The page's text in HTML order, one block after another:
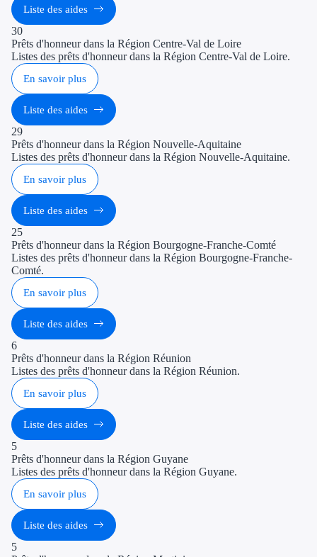
Liste des aides
30
Prêts d'honneur dans la Région Centre-Val de Loire
Listes des prêts d'honneur dans la Région Centre-Val de Loire.
En savoir plus
Liste des aides
29
Prêts d'honneur dans la Région Nouvelle-Aquitaine
Listes des prêts d'honneur dans la Région Nouvelle-Aquitaine.
En savoir plus
Liste des aides
25
Prêts d'honneur dans la Région Bourgogne-Franche-Comté
Listes des prêts d'honneur dans la Région Bourgogne-Franche-
Comté.
En savoir plus
Liste des aides
6
Prêts d'honneur dans la Région Réunion
Listes des prêts d'honneur dans la Région Réunion.
En savoir plus
Liste des aides
5
Prêts d'honneur dans la Région Guyane
Listes des prêts d'honneur dans la Région Guyane.
En savoir plus
Liste des aides
5